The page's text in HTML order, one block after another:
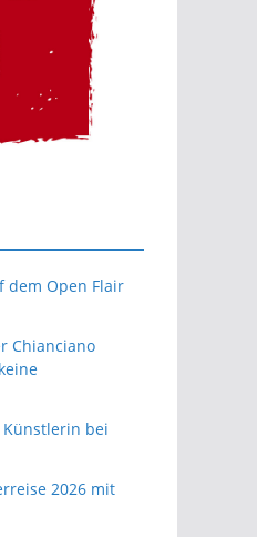
dem Open Flair
Chianciano
bei
2026 mit